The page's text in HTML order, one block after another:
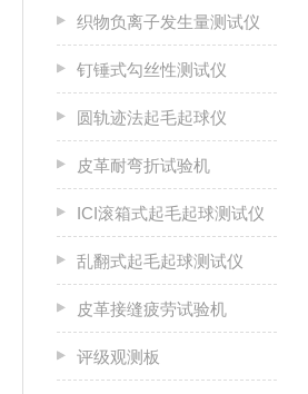
织物负离子发生量测试仪
钉锤式勾丝性测试仪
圆轨迹法起毛起球仪
皮革耐弯折试验机
ICI滚箱式起毛起球测试仪
乱翻式起毛起球测试仪
皮革接缝疲劳试验机
评级观测板